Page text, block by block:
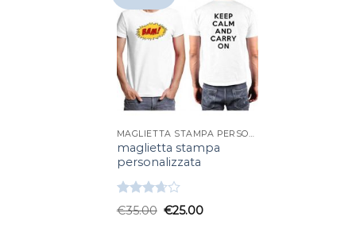
maglietta stampa
personalizzata
Valutato
3.67su
€35.00 €25.00